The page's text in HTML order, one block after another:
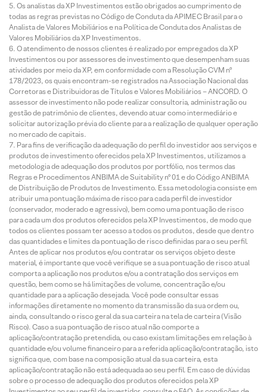
Os analistas da XP Investimentos estão obrigados ao cumprimento de
todas as regras previstas no Código de Conduta da APIMEC Brasil para o
Analista de Valores Mobiliários e na Política de Conduta dos Analistas de
Valores Mobiliários da XP Investimentos.
O atendimento de nossos clientes é realizado por empregados da XP
Investimentos ou por assessores de investimento que desempenham suas
atividades por meio da XP, em conformidade com a Resolução CVM nº
178/2023, os quais encontram-se registrados na Associação Nacional das
Corretoras e Distribuidoras de Títulos e Valores Mobiliários – ANCORD. O
assessor de investimento não pode realizar consultoria, administração ou
gestão de patrimônio de clientes, devendo atuar como intermediário e
solicitar autorização prévia do cliente para a realização de qualquer operação
no mercado de capitais.
Para fins de verificação da adequação do perfil do investidor aos serviços e
produtos de investimento oferecidos pela XP Investimentos, utilizamos a
metodologia de adequação dos produtos por portfólio, nos termos das
Regras e Procedimentos ANBIMA de Suitability nº 01 e do Código ANBIMA
de Distribuição de Produtos de Investimento. Essa metodologia consiste em
atribuir uma pontuação máxima de risco para cada perfil de investidor
(conservador, moderado e agressivo), bem como uma pontuação de risco
para cada um dos produtos oferecidos pela XP Investimentos, de modo que
todos os clientes possam ter acesso a todos os produtos, desde que dentro
das quantidades e limites da pontuação de risco definidas para o seu perfil.
Antes de aplicar nos produtos e/ou contratar os serviços objeto deste
material, é importante que você verifique se a sua pontuação de risco atual
comporta a aplicação nos produtos e/ou a contratação dos serviços em
questão, bem como se há limitações de volume, concentração e/ou
quantidade para a aplicação desejada. Você pode consultar essas
informações diretamente no momento da transmissão da sua ordem ou,
ainda, consultando o risco geral da sua carteira na tela de carteira (Visão
Risco). Caso a sua pontuação de risco atual não comporte a
aplicação/contratação pretendida, ou caso existam limitações em relação à
quantidade e/ou volume financeiro para a referida aplicação/contratação, isto
significa que, com base na composição atual da sua carteira, esta
aplicação/contratação não está adequada ao seu perfil. Em caso de dúvidas
sobre o processo de adequação dos produtos oferecidos pela XP